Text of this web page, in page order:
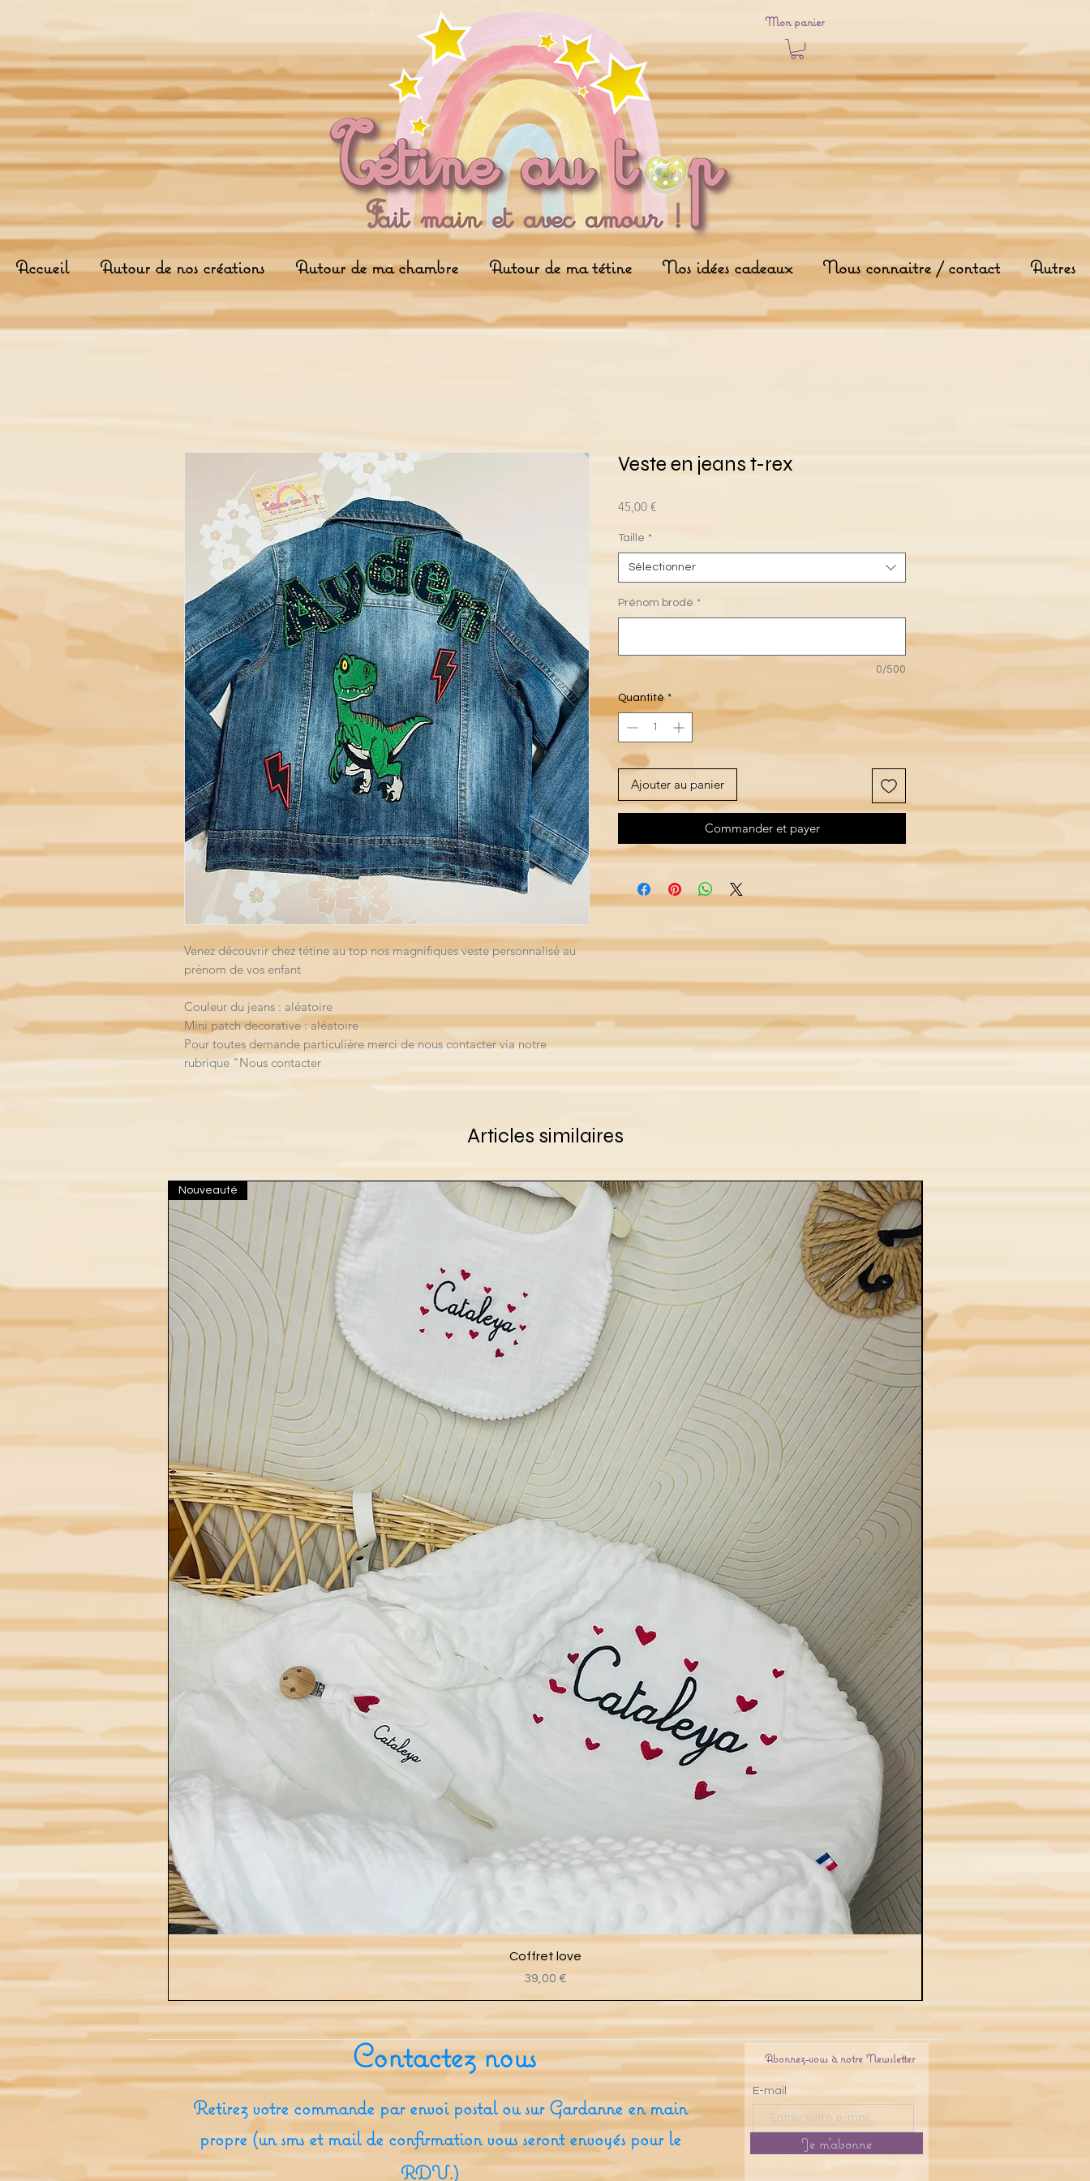
Mon panier
Accueil Autour de nos créations Autour de ma chambre Autour de ma tétine Nos idées cadeaux Nous connaitre / contact Autres
Venez découvrir chez tétine au top nos magnifiques veste personnalisé au
prénom de vos enfant
Couleur du jeans : aléatoire
Mini patch decorative : aléatoire
Pour toutes demande particulière merci de nous contacter via notre
rubrique "Nous contacter
Veste en jeans t-rex
45,00 €Prix
Taille *
Sélectionner
Prénom brodé *
0/500
Quantité *
Ajouter au panier
Commander et payer
Articles similaires
Aperçu rapide
Nouveauté
Coffret love
Prix
39,00 €
Contactez nous
Retirez votre commande par envoi postal ou sur Gardanne en main
propre (un sms et mail de confirmation vous seront envoyés pour le
RDV.)
Abonnez-vous à notre Newsletter
E-mail
Je m'abonne